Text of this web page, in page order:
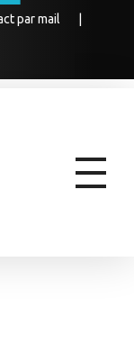
par mail |